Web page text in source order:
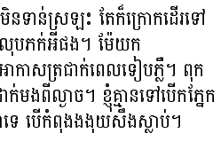
ទាន់ស្រឡះ តែក៏ក្រោកដើរទៅ
បភក់អីផង។ ម៉ែយក
អាកាសត្រជាក់ពេលទៀបភ្លឺ។ ពុក
មងពីល្ងាច។ ខ្ញុំគ្មានទៅបើកភ្នែក
បើកំពុងងងុយសឹងស្លាប់។